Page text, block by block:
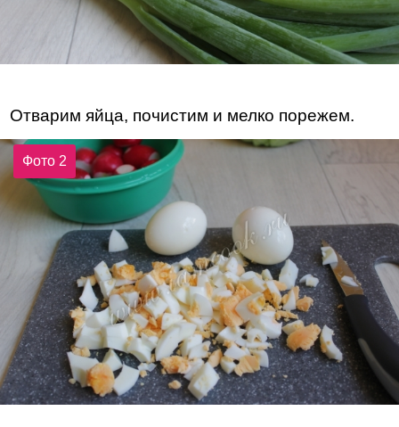
Отварим яйца, почистим и мелко порежем.
Фото 2